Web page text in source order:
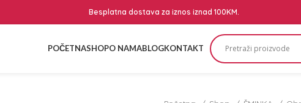
Besplatna dostava za iznos iznad 100KM.
POČETNASHOPO NAMABLOGKONTAKT